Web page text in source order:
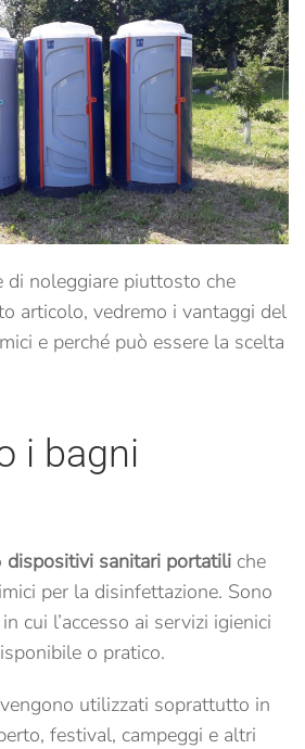
di noleggiare piuttosto che
articolo, vedremo i vantaggi del
e perché può essere la scelta
i bagni
dispositivi sanitari portatili che
per la disinfettazione. Sono
cui l’accesso ai servizi igienici
o pratico.
utilizzati soprattutto in
festival, campeggi e altri